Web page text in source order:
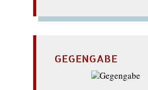
GEGENGABE